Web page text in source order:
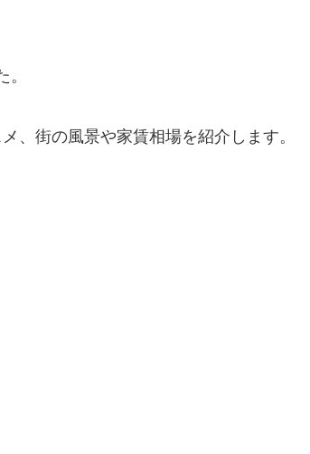
、街の風景や家賃相場を紹介します。